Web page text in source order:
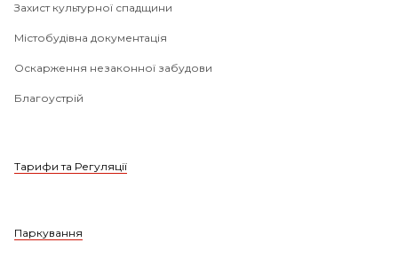
Захист культурної спадщини
Містобудівна документація
Оскарження незаконної забудови
Благоустрій
Тарифи та Регуляції
Паркування